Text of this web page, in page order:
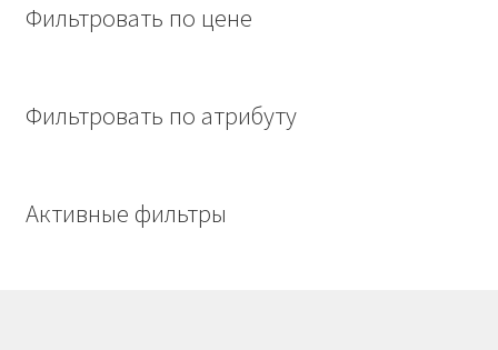
Фильтровать по цене
Фильтровать по атрибуту
Активные фильтры